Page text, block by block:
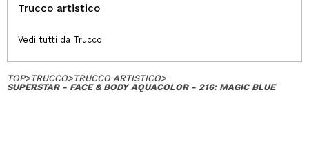
Trucco artistico
Vedi tutti da Trucco
TOP>TRUCCO>TRUCCO ARTISTICO>
SUPERSTAR - FACE & BODY AQUACOLOR - 216: MAGIC BLUE